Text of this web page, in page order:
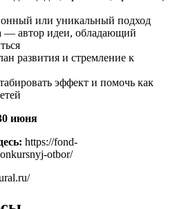
или уникальный подход
— автор идеи, обладающий
развития и стремление к
эффект и помочь как
июня
https://fond-
otbor/